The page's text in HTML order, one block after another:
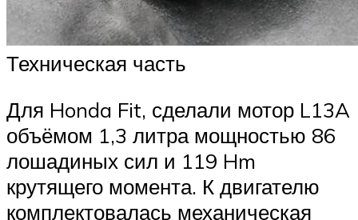
Техническая часть
Для Honda Fit, сделали мотор L13A
объёмом 1,3 литра мощностью 86
лошадиных сил и 119 Hm
крутящего момента. К двигателю
комплектовалась механическая